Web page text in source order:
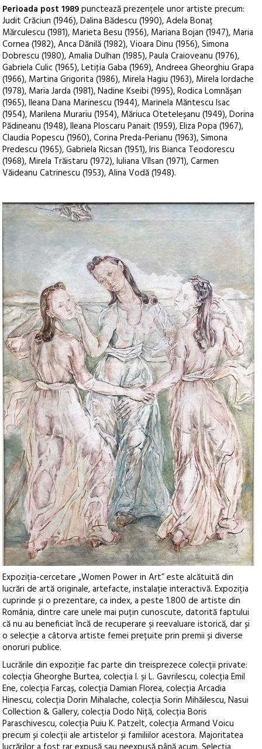
Perioada post 1989punctează prezențele unor artiste precum:
Judit Crăciun (1946), Dalina Bădescu (1990), Adela Bonaț
Mărculescu (1981), Marieta Besu (1956), Mariana Bojan (1947), Maria
Cornea (1982), Anca Dănilă (1982), Vioara Dinu (1956), Simona
Dobrescu (1980), Amalia Dulhan (1985), Paula Craioveanu (1976),
Gabriela Culic (1965), Letiţia Gaba (1969), Andreea Gheorghiu Grapa
(1966), Martina Grigorita (1986), Mirela Hagiu (1963), Mirela Iordache
(1978), Maria Jarda (1981), Nadine Kseibi (1995), Rodica Lomnășan
(1965), Ileana Dana Marinescu (1944), Marinela Măntescu Isac
(1954), Marilena Murariu (1954), Măriuca Oteteleșanu (1949), Dorina
Pădineanu (1948), Ileana Ploscaru Panait (1959), Eliza Popa (1967),
Claudia Popescu (1960), Corina Preda-Perianu (1963), Simona
Predescu (1965), Gabriela Ricsan (1951), Iris Bianca Teodorescu
(1968), Mirela Trăistaru (1972), Iuliana Vîlsan (1971), Carmen
Văideanu Catrinescu (1953), Alina Vodă (1948).
Expoziția-cercetare „Women Power in Art” este alcătuită din
lucrări de artă originale, artefacte, instalație interactivă. Expoziția
cuprinde și o prezentare, ca index, a peste 1.800 de artiste din
România, dintre care unele mai puțin cunoscute, datorită faptului
că nu au beneficiat încă de recuperare și reevaluare istorică, dar și
o selecție a câtorva artiste femei prețuite prin premii și diverse
onoruri publice.
Lucrările din expoziție fac parte din treisprezece colecții private:
colecția Gheorghe Burtea, colecția I. și L. Gavrilescu, colecția Emil
Ene, colecția Farcaș, colecția Damian Florea, colecția Arcadia
Hinescu, colecția Dorin Mihalache, colecția Sorin Mihăilescu, Nasui
Collection & Gallery, colecția Dodo Niță, colecția Boris
Paraschivescu, colecția Puiu K. Patzelt, colecția Armand Voicu
precum și colecții ale artistelor și familiilor acestora. Majoritatea